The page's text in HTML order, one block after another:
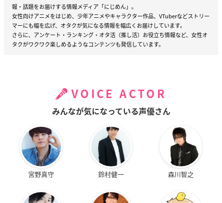
報・話題をお届けする情報メディア「にじめん」。
女性向けアニメをはじめ、少年アニメやキャラクター作品、VTuberなどストリー
マーにも幅を広げ、オタクが気になる情報を幅広くお届けしています。
さらに、アンケート・ランキング・オタ活（推し活）お役立ち情報など、女性オ
タクがワクワク楽しめるようなコンテンツも発信しています。
VOICE ACTOR
みんなが気になっている声優さん
宮野真守 鈴村健一 森川智之